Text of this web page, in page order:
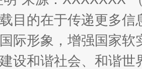
山、麦地、白藏房 除
目的在于传递更多
际形象，增强国家
设和谐社会、和谐